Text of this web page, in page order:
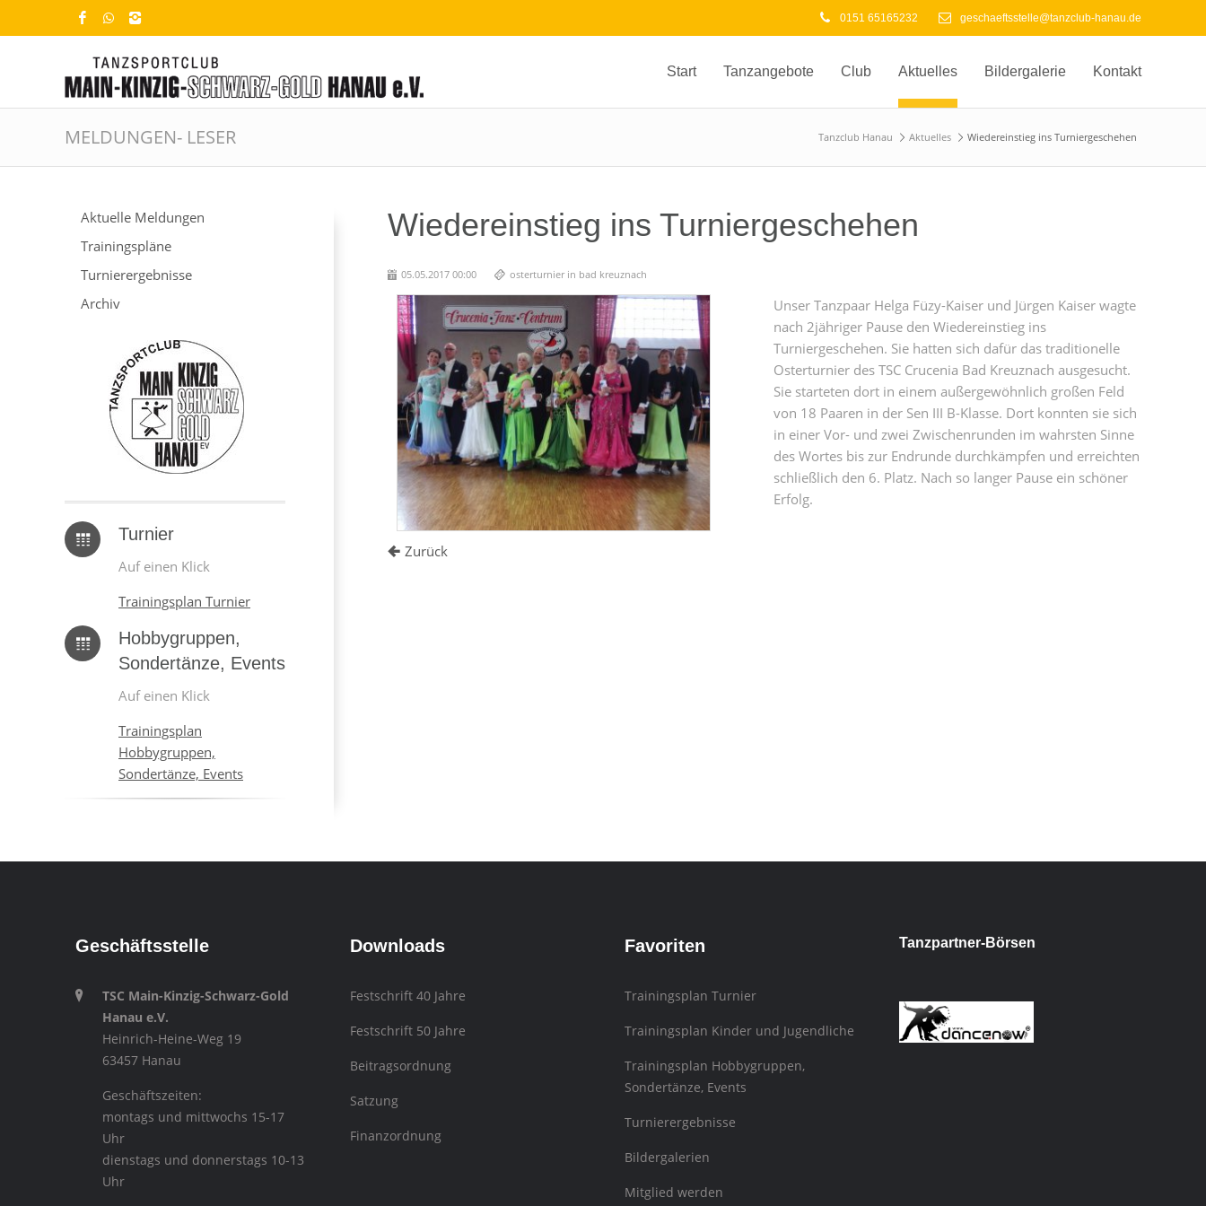
0151 65165232 geschaeftsstelle@tanzclub-hanau.de
Start Tanzangebote Club Aktuelles Bildergalerie Kontakt
Tanzclub Hanau Aktuelles Wiedereinstieg ins Turniergeschehen
MELDUNGEN- LESER
Aktuelle Meldungen
Trainingspläne
Turnierergebnisse
Archiv
Turnier
Auf einen Klick
Trainingsplan Turnier
Hobbygruppen,
Sondertänze, Events
Auf einen Klick
Trainingsplan
Hobbygruppen,
Sondertänze, Events
Wiedereinstieg ins Turniergeschehen
05.05.2017 00:00 osterturnier in bad kreuznach
Unser Tanzpaar Helga Füzy-Kaiser und Jürgen Kaiser wagte
nach 2jähriger Pause den Wiedereinstieg ins
Turniergeschehen. Sie hatten sich dafür das traditionelle
Osterturnier des TSC Crucenia Bad Kreuznach ausgesucht.
Sie starteten dort in einem außergewöhnlich großen Feld
von 18 Paaren in der Sen III B-Klasse. Dort konnten sie sich
in einer Vor- und zwei Zwischenrunden im wahrsten Sinne
des Wortes bis zur Endrunde durchkämpfen und erreichten
schließlich den 6. Platz. Nach so langer Pause ein schöner
Erfolg.
Zurück
Geschäftsstelle
TSC Main-Kinzig-Schwarz-Gold
Hanau e.V.
Heinrich-Heine-Weg 19
63457 Hanau
Geschäftszeiten:
montags und mittwochs 15-17
Uhr
dienstags und donnerstags 10-13
Uhr
Downloads
Festschrift 40 Jahre
Festschrift 50 Jahre
Beitragsordnung
Satzung
Finanzordnung
Favoriten
Trainingsplan Turnier
Trainingsplan Kinder und Jugendliche
Trainingsplan Hobbygruppen,
Sondertänze, Events
Turnierergebnisse
Bildergalerien
Mitglied werden
Tanzpartner-Börsen